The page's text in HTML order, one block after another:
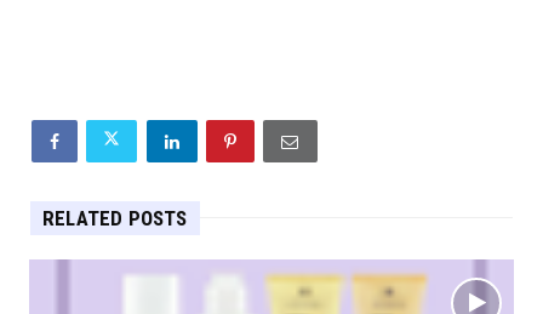
RELATED POSTS